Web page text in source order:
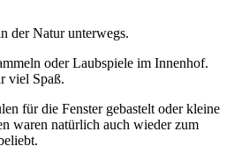
der Natur unterwegs.
oder Laubspiele im Innenhof.
viel Spaß.
für die Fenster gebastelt oder kleine
waren natürlich auch wieder zum